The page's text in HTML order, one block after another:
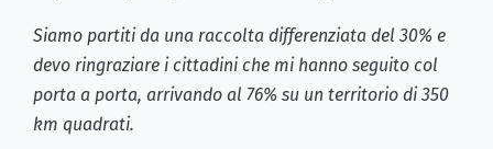
Siamo partiti da una raccolta differenziata del 30% e
devo ringraziare i cittadini che mi hanno seguito col
porta a porta, arrivando al 76% su un territorio di 350
km quadrati.